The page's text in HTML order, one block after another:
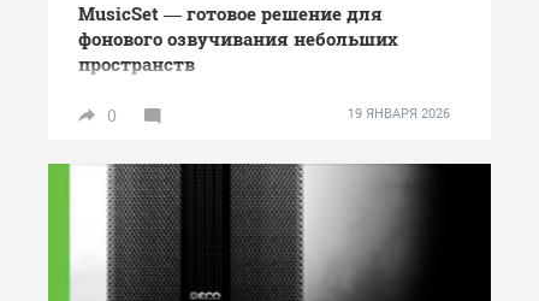
MusicSet — готовое решение для
фонового озвучивания небольших
пространств
0 19 ЯНВАРЯ 2026